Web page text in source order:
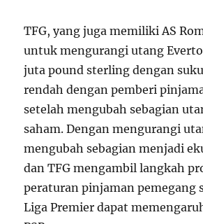
TFG, yang juga memiliki AS
untuk mengurangi utang
juta pound sterling dengan
rendah dengan pemberi
setelah mengubah sebagian
saham. Dengan mengurangi
mengubah sebagian menjadi
dan TFG mengambil langkah
peraturan pinjaman pemegang
Liga Premier dapat